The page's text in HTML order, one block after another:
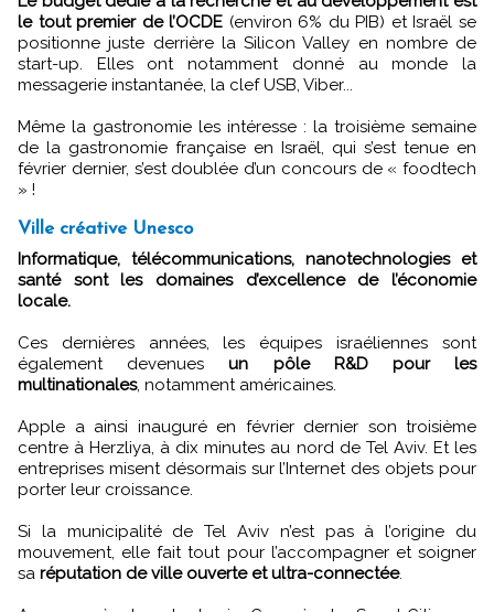
le tout premier de l’OCDE (environ 6% du PIB) et Israël se
positionne juste derrière la Silicon Valley en nombre de
start-up. Elles ont notamment donné au monde la
messagerie instantanée, la clef USB, Viber...
Même la gastronomie les intéresse : la troisième semaine
de la gastronomie française en Israël, qui s’est tenue en
février dernier, s’est doublée d’un concours de « foodtech
» !
Ville créative Unesco
Informatique, télécommunications, nanotechnologies et
santé sont les domaines d’excellence de l’économie
locale.
Ces dernières années, les équipes israéliennes sont
également devenuesun pôle R&D pour les
multinationales, notamment américaines.
Apple a ainsi inauguré en février dernier son troisième
centre à Herzliya, à dix minutes au nord de Tel Aviv. Et les
entreprises misent désormais sur l’Internet des objets pour
porter leur croissance.
Si la municipalité de Tel Aviv n’est pas à l’origine du
mouvement, elle fait tout pour l’accompagner et soigner
sa réputation de ville ouverte et ultra-connectée.